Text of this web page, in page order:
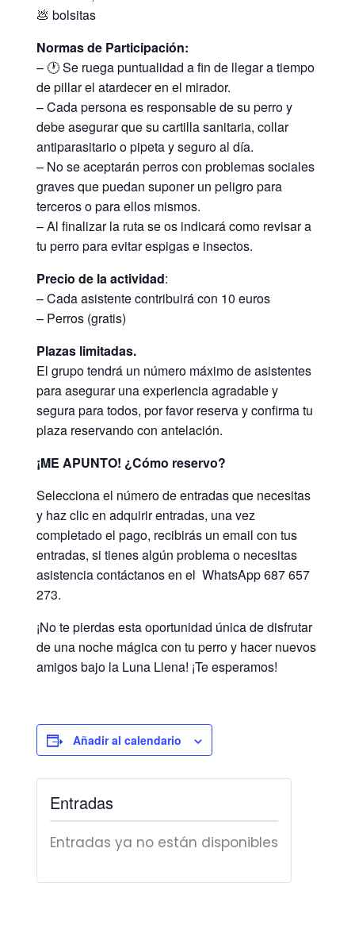
💩 bolsitas
Normas de Participación:
– 🕐 Se ruega puntualidad a fin de llegar a tiempo
de pillar el atardecer en el mirador.
– Cada persona es responsable de su perro y
debe asegurar que su cartilla sanitaria, collar
antiparasitario o pipeta y seguro al día.
– No se aceptarán perros con problemas sociales
graves que puedan suponer un peligro para
terceros o para ellos mismos.
– Al finalizar la ruta se os indicará como revisar a
tu perro para evitar espigas e insectos.
Precio de la actividad:
– Cada asistente contribuirá con 10 euros
– Perros (gratis)
Plazas limitadas.
El grupo tendrá un número máximo de asistentes
para asegurar una experiencia agradable y
segura para todos, por favor reserva y confirma tu
plaza reservando con antelación.
¡ME APUNTO! ¿Cómo reservo?
Selecciona el número de entradas que necesitas
y haz clic en adquirir entradas, una vez
completado el pago, recibirás un email con tus
entradas, si tienes algún problema o necesitas
asistencia contáctanos en el WhatsApp 687 657
273.
¡No te pierdas esta oportunidad única de disfrutar
de una noche mágica con tu perro y hacer nuevos
amigos bajo la Luna Llena! ¡Te esperamos!
Añadir al calendario
Entradas
Entradas ya no están disponibles